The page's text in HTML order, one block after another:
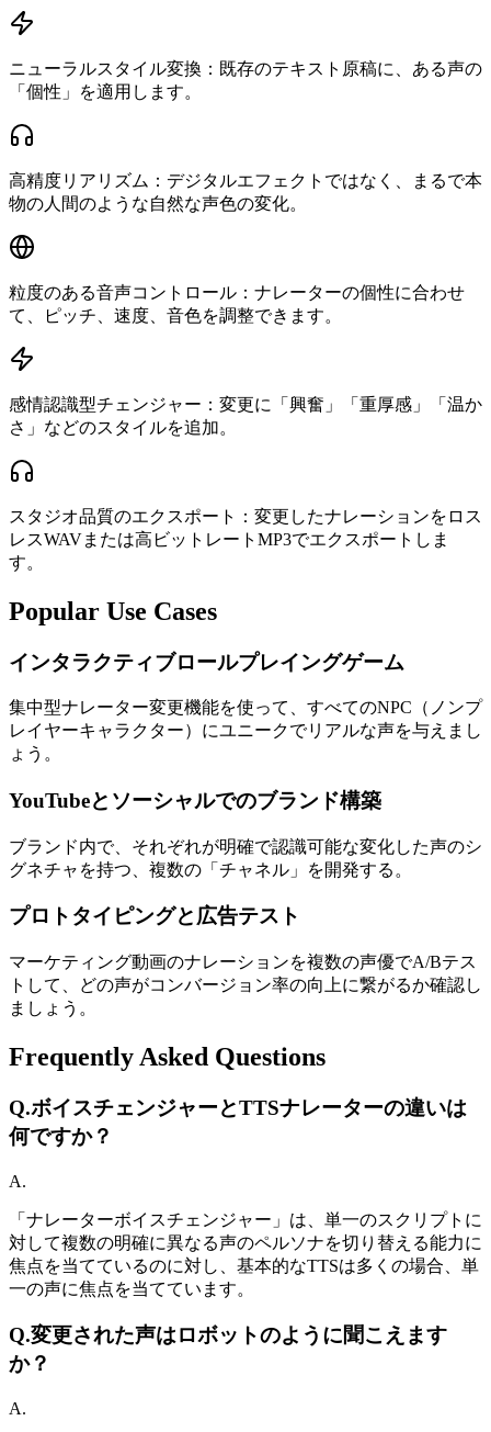
ニューラルスタイル変換：既存のテキスト原稿に、ある声の
「個性」を適用します。
高精度リアリズム：デジタルエフェクトではなく、まるで本
物の人間のような自然な声色の変化。
粒度のある音声コントロール：ナレーターの個性に合わせ
て、ピッチ、速度、音色を調整できます。
感情認識型チェンジャー：変更に「興奮」「重厚感」「温か
さ」などのスタイルを追加。
スタジオ品質のエクスポート：変更したナレーションをロス
レスWAVまたは高ビットレートMP3でエクスポートしま
す。
Popular Use Cases
インタラクティブロールプレイングゲーム
集中型ナレーター変更機能を使って、すべてのNPC（ノンプ
レイヤーキャラクター）にユニークでリアルな声を与えまし
ょう。
YouTubeとソーシャルでのブランド構築
ブランド内で、それぞれが明確で認識可能な変化した声のシ
グネチャを持つ、複数の「チャネル」を開発する。
プロトタイピングと広告テスト
マーケティング動画のナレーションを複数の声優でA/Bテス
トして、どの声がコンバージョン率の向上に繋がるか確認し
ましょう。
Frequently Asked Questions
Q.ボイスチェンジャーとTTSナレーターの違いは
何ですか？
A.
「ナレーターボイスチェンジャー」は、単一のスクリプトに
対して複数の明確に異なる声のペルソナを切り替える能力に
焦点を当てているのに対し、基本的なTTSは多くの場合、単
一の声に焦点を当てています。
Q.変更された声はロボットのように聞こえます
か？
A.